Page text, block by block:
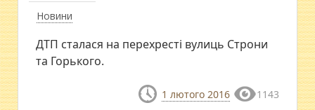
Новини
ДТП сталася на перехресті вулиць Строни
та Горького.
1 лютого 2016 1143